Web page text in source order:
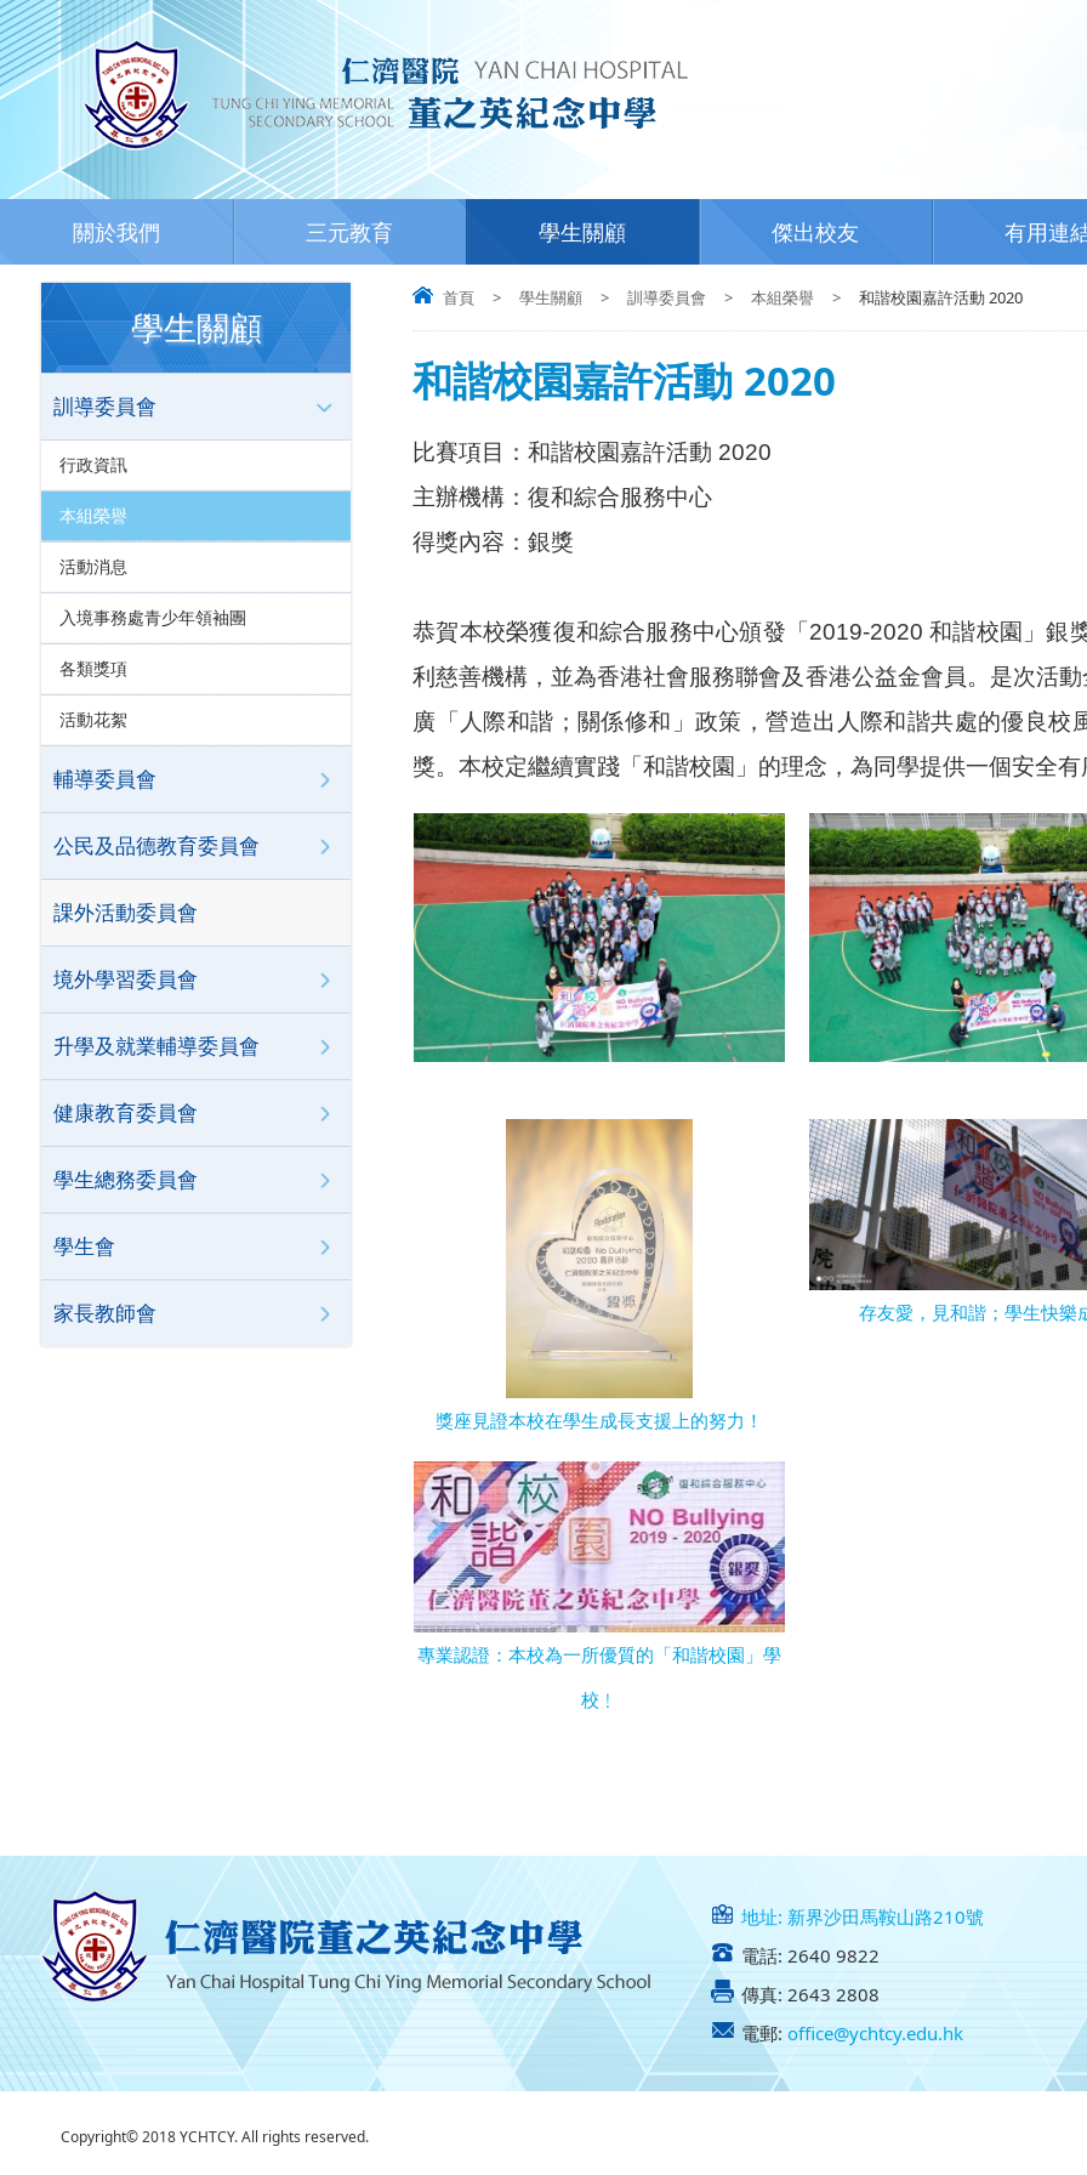
關於我們 三元教育 學生關顧 傑出校友 有用連
首頁 > 學生關顧 > 訓導委員會 > 本組榮譽 > 和諧校園嘉許活動 2020
和諧校園嘉許活動 2020
比賽項目：和諧校園嘉許活動 2020
主辦機構：復和綜合服務中心
得獎內容：銀獎
恭賀本校榮獲復和綜合服務中心頒發「 2019-2020和諧校園」銀
利慈善機構，並為香港社會服務聯會及香港公益金會員。是次活
廣「人際和諧；關係修和」政策，營造出人際和諧共處的優良
獎。本校定繼續實踐「和諧校園」的理念，為同學提供一個安全
獎座見證本校在學生成長支援上的努力！
存友愛，見和諧；學生快樂
專業認證：本校為一所優質的「和諧校園」學
校﹗
學生關顧
訓導委員會
行政資訊
本組榮譽
活動消息
入境事務處青少年領袖團
各類獎項
活動花絮
輔導委員會
公民及品德教育委員會
課外活動委員會
境外學習委員會
升學及就業輔導委員會
健康教育委員會
學生總務委員會
學生會
家長教師會
地址: 新界沙田馬鞍山路210號
電話: 2640 9822
傳真: 2643 2808
電郵: office@ychtcy.edu.hk
Copyright© 2018 YCHTCY. All rights reserved.